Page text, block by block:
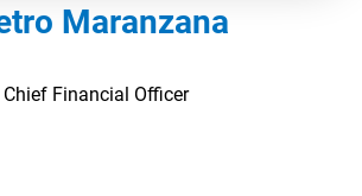
Maranzana
Chief Financial Officer